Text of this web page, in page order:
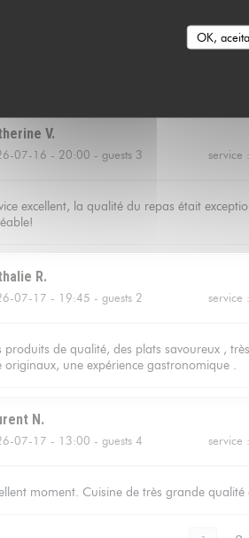
OK,
service:
food and good service. Defininetly
V
07-16 - 20:00 - guests 3 service :
excellent, la qualité du repas était
R
07-17 - 19:45 - guests 2 service :
produits de qualité, des plats savoureux ,
originaux, une expérience gastronomique .
N
07-17 - 13:00 - guests 4 service :
moment. Cuisine de très grande